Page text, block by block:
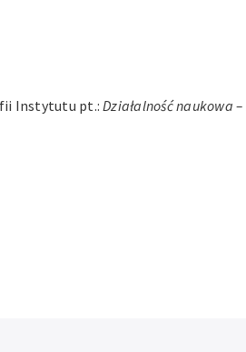
Instytutu pt.:Działalność naukowa